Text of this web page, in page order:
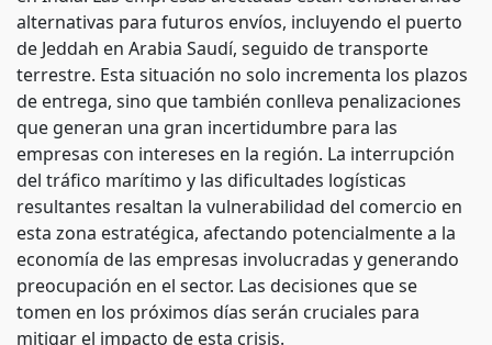
alternativas para futuros envíos, incluyendo el puerto
de Jeddah en Arabia Saudí, seguido de transporte
terrestre. Esta situación no solo incrementa los plazos
de entrega, sino que también conlleva penalizaciones
que generan una gran incertidumbre para las
empresas con intereses en la región. La interrupción
del tráfico marítimo y las dificultades logísticas
resultantes resaltan la vulnerabilidad del comercio en
esta zona estratégica, afectando potencialmente a la
economía de las empresas involucradas y generando
preocupación en el sector. Las decisiones que se
tomen en los próximos días serán cruciales para
mitigar el impacto de esta crisis.